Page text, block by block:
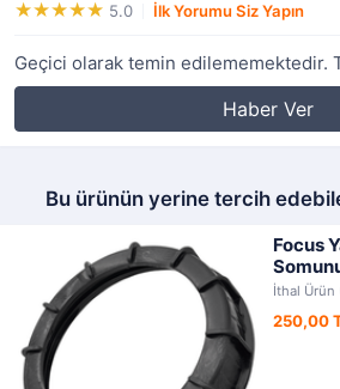
5.0 İlk Yorumu Siz Yapın
Geçici olarak temin edilememektedir.
Haber Ver
Bu ürünün yerine tercih
Focus
İthal Ürün
250,00